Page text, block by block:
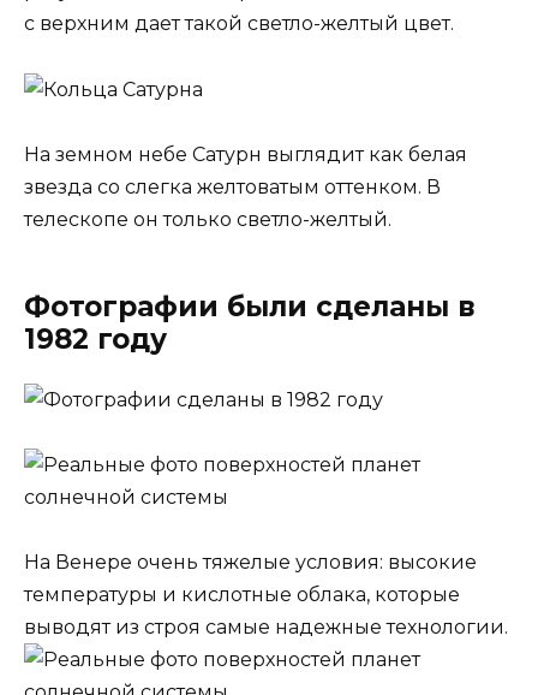
с верхним дает такой светло-желтый цвет.
На земном небе Сатурн выглядит как белая
звезда со слегка желтоватым оттенком. В
телескопе он только светло-желтый.
Фотографии были сделаны в
1982 году
На Венере очень тяжелые условия: высокие
температуры и кислотные облака, которые
выводят из строя самые надежные технологии.